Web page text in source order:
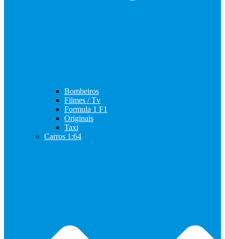
Bombeiros
Filmes / Tv
Formula 1 F1
Originais
Taxi
Carros 1:64